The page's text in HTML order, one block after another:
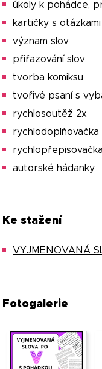
úkoly k pohádce,
kartičky s
význam slov
přiřazování slov
tvorba komiksu
tvořivé psaní s
rychlosoutěž 2x
rychlodoplňovačka
rychlopřepisovačka
autorské hádanky
Ke stažení
VYJMENOVANÁ
Fotogalerie